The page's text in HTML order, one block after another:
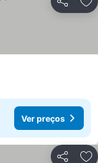
Partilhar
Ver preços